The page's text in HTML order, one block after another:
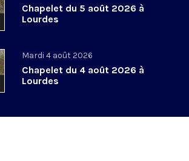
Chapelet du 5 août 2026 à
Lourdes
Mardi 4 août 2026
Chapelet du 4 août 2026 à
Lourdes